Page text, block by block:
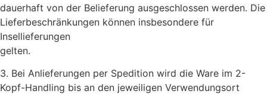
dauerhaft von der Belieferung ausgeschlossen werden. Die
Lieferbeschränkungen können insbesondere für
Insellieferungen
gelten.
3. Bei Anlieferungen per Spedition wird die Ware im 2-
Kopf-Handling bis an den jeweiligen Verwendungsort